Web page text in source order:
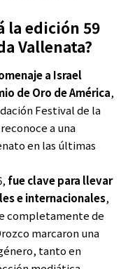
la edición 59
Vallenata?
a Israel
de Oro de América,
Festival de la
a una
en las últimas
fue clave para llevar
e internacionales,
completamente de
marcaron una
tanto en